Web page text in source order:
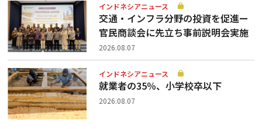
インドネシアニュース
交通・インフラ分野の投資を促進ー
官民商談会に先立ち事前説明会実施
2026.08.07
インドネシアニュース
就業者の35％、小学校卒以下
2026.08.07